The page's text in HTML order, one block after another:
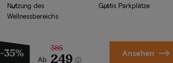
Nutzung des
Wellnessbereichs
Gratis Parkplätze
-35% Ab
385
249 Ansehen